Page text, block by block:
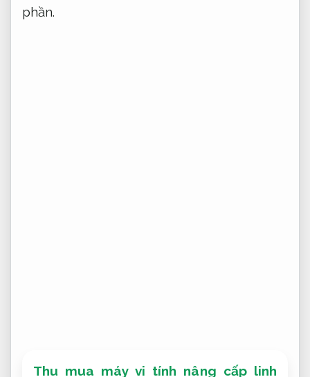
phần.
Thu mua máy vi tính nâng cấp linh